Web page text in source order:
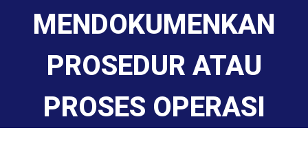
MENDOKUMENKAN
PROSEDUR ATAU
PROSES OPERASI